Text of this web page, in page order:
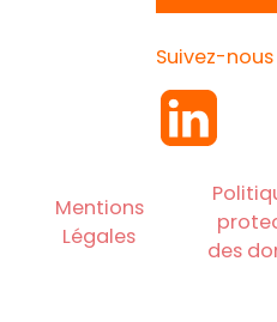
Suivez-nous
Mentions
Légales
des